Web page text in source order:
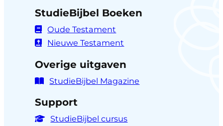
StudieBijbel Boeken
Oude Testament
Nieuwe Testament
Overige uitgaven
StudieBijbel Magazine
Support
StudieBijbel cursus